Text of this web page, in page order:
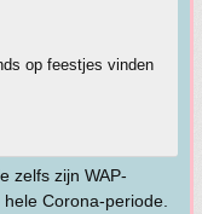
op feestjes vinden
zelfs zijn WAP-
Corona-periode.